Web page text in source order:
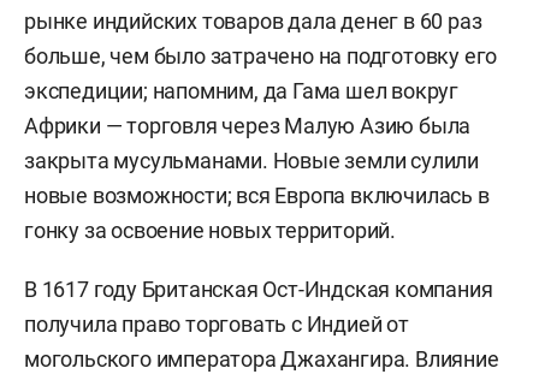
рынке индийских товаров дала денег в 60 раз
больше, чем было затрачено на подготовку его
экспедиции; напомним, да Гама шел вокруг
Африки — торговля через Малую Азию была
закрыта мусульманами. Новые земли сулили
новые возможности; вся Европа включилась в
гонку за освоение новых территорий.
В 1617 году Британская Ост-Индская компания
получила право торговать с Индией от
могольского императора Джахангира. Влияние